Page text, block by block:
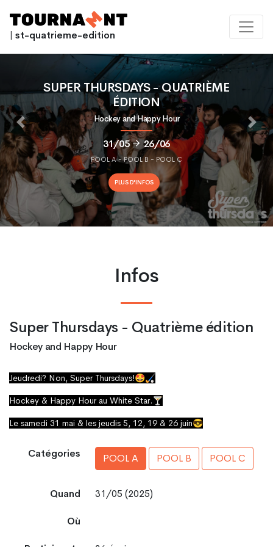
| st-quatrieme-edition
SUPER THURSDAYS - QUATRIÈME
ÉDITION
Hockey and Happy Hour
31/05 26/06
POOL A - POOL B - POOL C
PLUS D'INFOS
Previous Next
Infos
Super Thursdays - Quatrième édition
Hockey and Happy Hour
Jeudredi? Non, Super Thursdays!🤩🏑
Hockey & Happy Hour au White Star.🍸
Le samedi 31 mai & les jeudis 5, 12, 19 & 26 juin😎
Catégories POOL A POOL B POOL C
Quand 31/05 (2025)
Où